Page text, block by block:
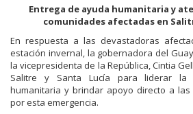
Entrega de ayuda humanitaria y
comunidades afectadas en
En respuesta a las devastadoras
estación invernal, la gobernadora del
la vicepresidenta de la República, Cintia
Salitre y Santa Lucía para liderar la
humanitaria y brindar apoyo directo a
por esta emergencia.